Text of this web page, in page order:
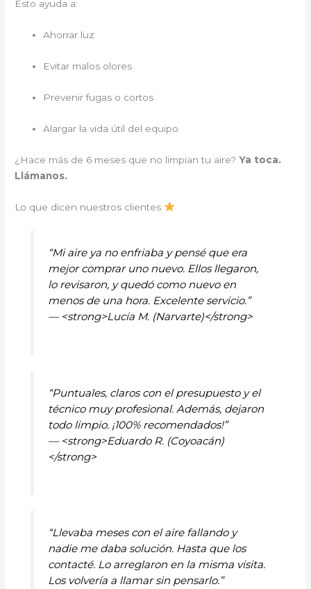
Esto ayuda a:
Ahorrar luz
Evitar malos olores
Prevenir fugas o cortos
Alargar la vida útil del equipo
¿Hace más de 6 meses que no limpian tu aire?Ya toca.
Llámanos.
Lo que dicen nuestros clientes
“Mi aire ya no enfriaba y pensé que era
mejor comprar uno nuevo. Ellos llegaron,
lo revisaron, y quedó como nuevo en
menos de una hora. Excelente servicio.”
— <strong>Lucía M. (Narvarte)</strong>
“Puntuales, claros con el presupuesto y el
técnico muy profesional. Además, dejaron
todo limpio. ¡100% recomendados!”
— <strong>Eduardo R. (Coyoacán)
</strong>
“Llevaba meses con el aire fallando y
nadie me daba solución. Hasta que los
contacté. Lo arreglaron en la misma visita.
Los volvería a llamar sin pensarlo.”